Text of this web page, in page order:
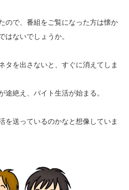
ので、番組をご覧になった方は懐か
はないでしょうか。
タを出さないと、すぐに消えてしま
途絶え、バイト生活が始まる。
を送っているのかなと想像していま